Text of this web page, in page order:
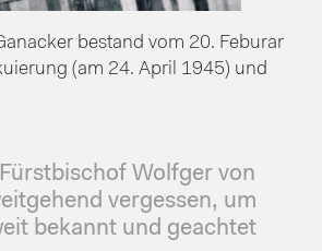
bestand vom 20. Feburar
(am 24. April 1945) und
Wolfger von
vergessen, um
bekannt und geachtet